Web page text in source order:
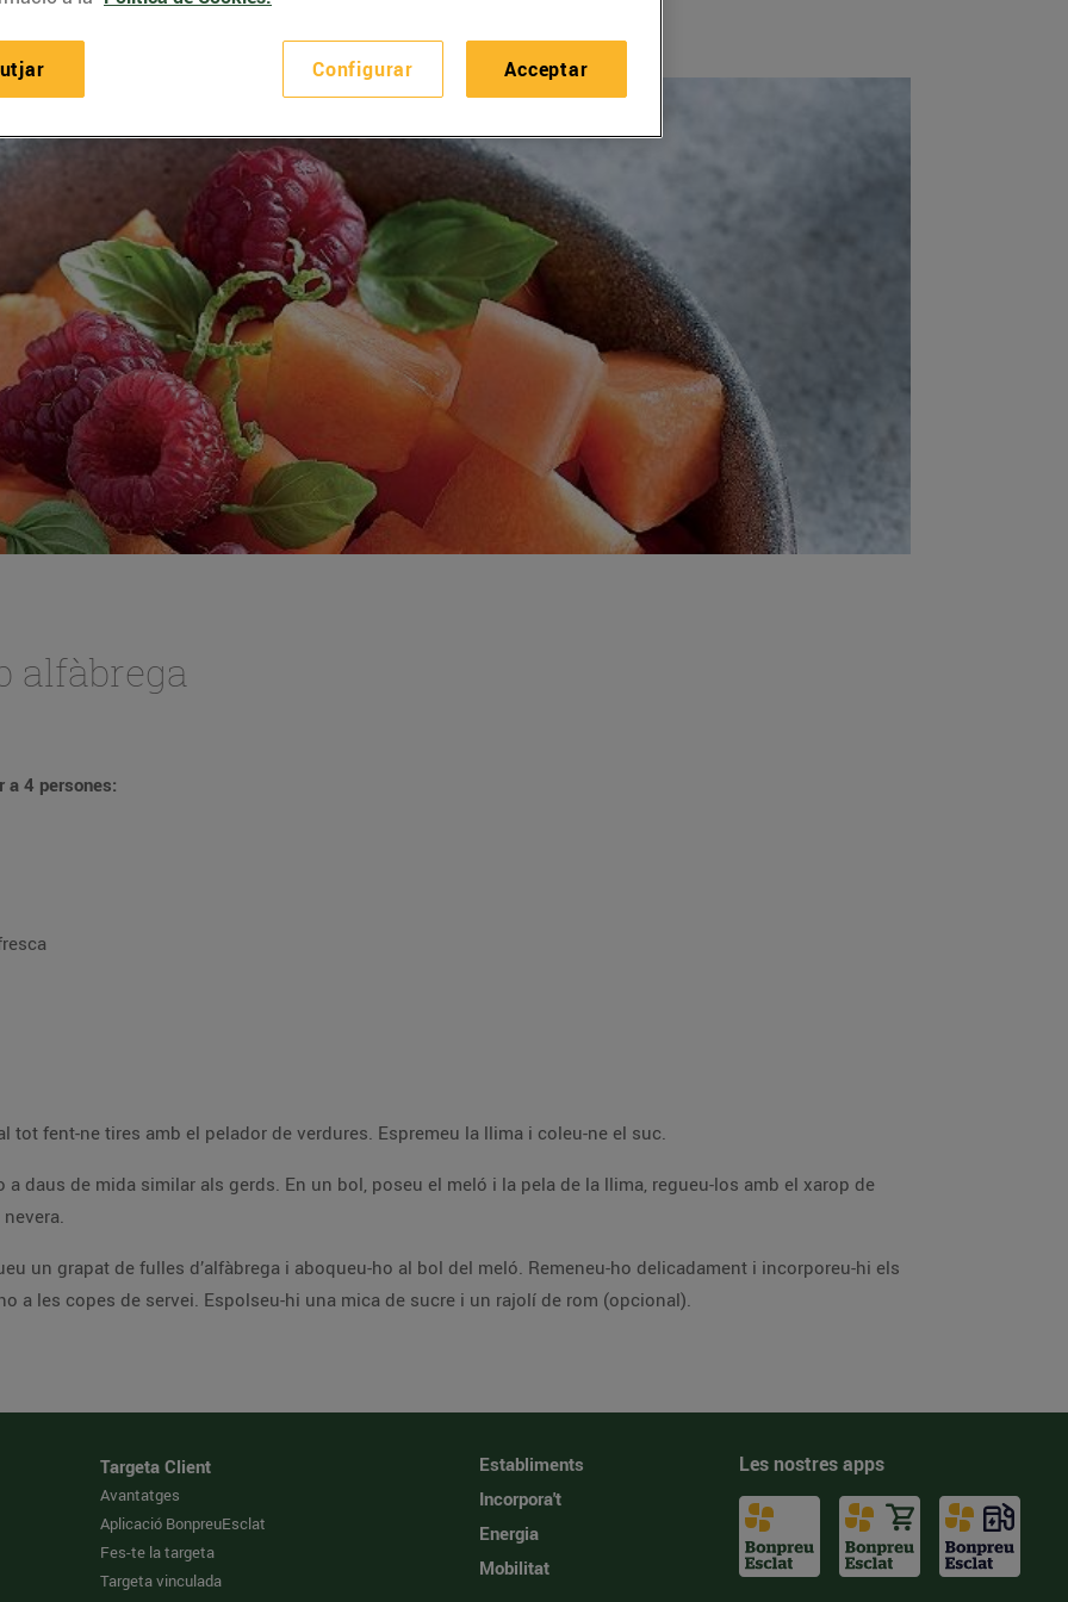
alfàbrega
a 4 persones:
Renteu la llima i retireu-ne la capa superficial tot fent-ne tires amb el pelador de verdures. Espremeu la llima i coleu-ne el suc.
a la nevera.
incorporeu-hi els
gerds, tornant-ho a remenar, abans de passar-ho a les copes de servei. Espolseu-hi una mica de sucre i un rajolí de rom (opcional).
Targeta Client
Avantatges
Aplicació BonpreuEsclat
Fes-te la targeta
Targeta vinculada
Establiments
Incorpora't
Energia
Mobilitat
Les nostres apps
Configurar Acceptar